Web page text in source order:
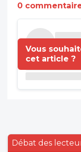
0
Vous
cet article ?
Débat des